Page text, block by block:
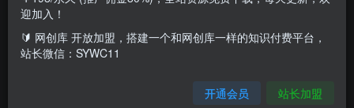
课程介绍：
课程来自公子伊的100种生活短视频创作营，价值999元。从
迎加入！
🔰 网创库 开放加盟，搭建一个和网创库一样的知识付费平台，
站长微信：SYWC11
开通会员 站长加盟